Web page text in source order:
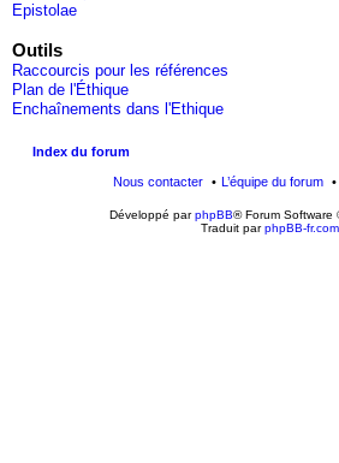
Epistolae
Outils
Raccourcis pour les références
Plan de l'Éthique
Enchaînements dans l'Ethique
Index du forum
L’équipe du forum
Nous contacter
Développé parphpBB® Forum Software
Traduit parphpBB-fr.com